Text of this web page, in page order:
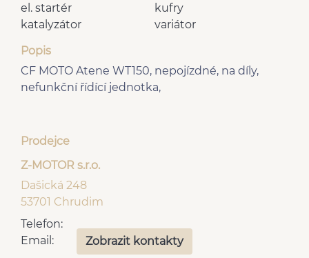
kufry
el. startér
variátor
katalyzátor
Popis
CF MOTO Atene WT150, nepojízdné, na díly,
nefunkční řídící jednotka,
Prodejce
Z-MOTOR s.r.o.
Dašická 248
53701 Chrudim
Telefon:
Email:
Zobrazit kontakty